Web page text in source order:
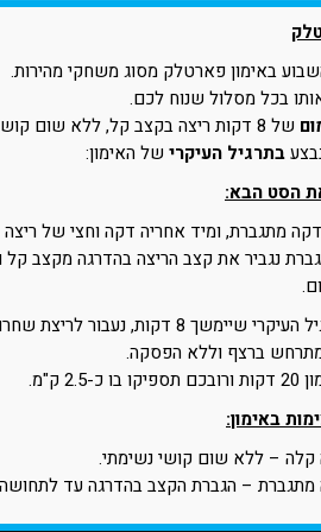
באימון פארטלק מסוג משחקי מהירות.
בכל מסלול שנוח לכם.
של 8 דקות ריצה בקצב קל, ללא שום קושי נשימתי.
בתרגיל העיקרי של האימון:
מתגברת, ומיד אחריה דקה וחצי של
נגביר את קצב הריצה בהדרגה מקצב
8 דקות, נעבור לריצת שחרור קלה של 4 דקות.
מתרחש ברצף וללא הפסקה.
ק"מ.
באימון:
קלה – ללא שום קושי נשימתי.
מתגברת – הגברת הקצב בהדרגה עד